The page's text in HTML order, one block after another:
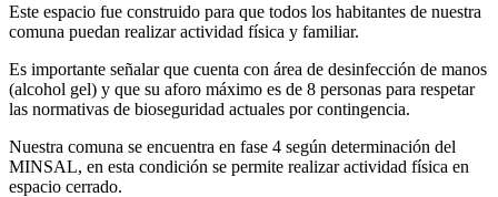
Este espacio fue construido para que todos los habitantes de nuestra
comuna puedan realizar actividad física y familiar.
Es importante señalar que cuenta con área de desinfección de manos
(alcohol gel) y que su aforo máximo es de 8 personas para respetar
las normativas de bioseguridad actuales por contingencia.
Nuestra comuna se encuentra en fase 4 según determinación del
MINSAL, en esta condición se permite realizar actividad física en
espacio cerrado.